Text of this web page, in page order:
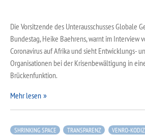
Die Vorsitzende des Unterausschusses Globale
Bundestag, Heike Baehrens, warnt im Interview
Coronavirus auf Afrika und sieht Entwicklungs-
Organisationen bei der Krisenbewältigung in
Brückenfunktion.
Mehr lesen
SHRINKING SPACE TRANSPARENZ VENRO-